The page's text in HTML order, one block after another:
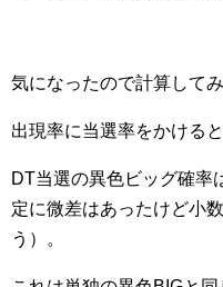
気になったので計算してみ
出現率に当選率をかける
DT当選の異色ビッグ確率
定に微差はあったけど小
う）。